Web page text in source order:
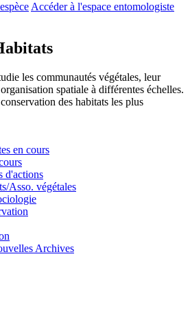
Accéder à l'espace entomologiste
les communautés végétales, leur
spatiale à différentes échelles.
des habitats les plus
en cours
d'actions
Asso. végétales
Archives